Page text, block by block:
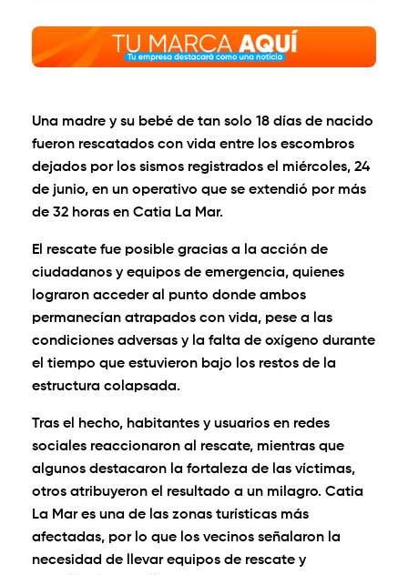
Una madre y su bebé de tan solo 18 días de nacido
fueron rescatados con vida entre los escombros
dejados por los sismos registrados el miércoles, 24
de junio, en un operativo que se extendió por más
de 32 horas en Catia La Mar.
El rescate fue posible gracias a la acción de
ciudadanos y equipos de emergencia, quienes
lograron acceder al punto donde ambos
permanecían atrapados con vida, pese a las
condiciones adversas y la falta de oxígeno durante
el tiempo que estuvieron bajo los restos de la
estructura colapsada.
Tras el hecho, habitantes y usuarios en redes
sociales reaccionaron al rescate, mientras que
algunos destacaron la fortaleza de las víctimas,
otros atribuyeron el resultado a un milagro. Catia
La Mar es una de las zonas turísticas más
afectadas, por lo que los vecinos señalaron la
necesidad de llevar equipos de rescate y